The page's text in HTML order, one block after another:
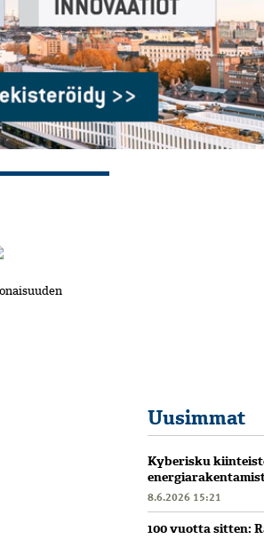
Uusimmat
Kyberisku
8.6.2026 15:21
100 vuotta sitten: